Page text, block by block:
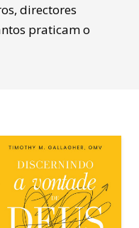
directores
praticam o